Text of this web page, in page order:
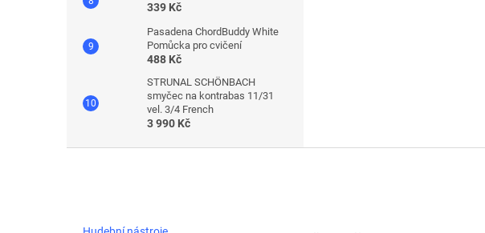
339 Kč
Pasadena ChordBuddy White
Pomůcka pro cvičení
488 Kč
STRUNAL SCHÖNBACH
smyčec na kontrabas 11/31
vel. 3/4 French
3 990 Kč